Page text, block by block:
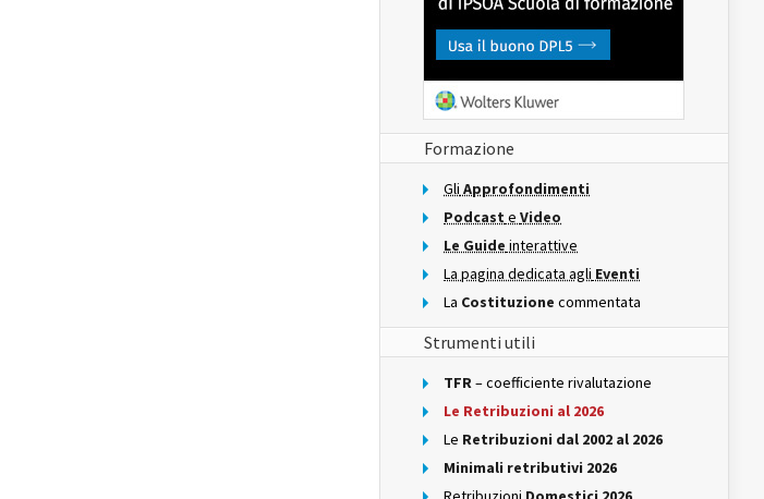
Formazione
Gli Approfondimenti
Podcast e Video
Le Guide interattive
La pagina dedicata agli Eventi
La Costituzione commentata
Strumenti utili
TFR– coefficiente rivalutazione
Le Retribuzioni al 2026
Le Retribuzioni dal 2002 al 2026
Minimali retributivi 2026